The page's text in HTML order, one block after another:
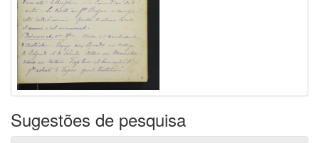
Sugestões de pesquisa